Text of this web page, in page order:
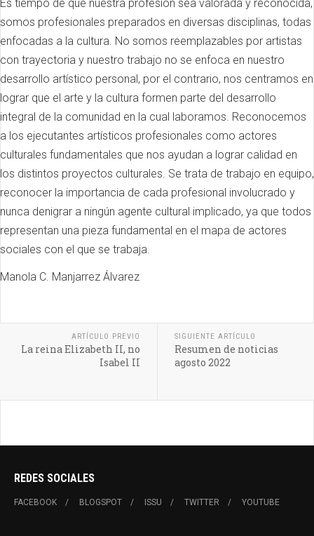
Es tiempo de que nuestra profesión sea valorada y reconocida,
somos profesionales preparados en diversas disciplinas, todas
enfocadas a la cultura. No somos reemplazables por artistas
con trayectoria y nuestro trabajo no se enfoca en nuestro
desarrollo artístico personal, por el contrario, nos centramos en
lograr que el arte y la cultura formen parte del desarrollo
integral de la comunidad en la cual laboramos. Reconocemos
a los ejecutantes artísticos profesionales como actores
culturales fundamentales que nos ayudan a lograr calidad en
los distintos proyectos culturales. Se trata de trabajo en equipo,
reconocer la importancia de cada profesional involucrado y
nunca denigrar a ningún agente cultural implicado, ya que todos
representan una pieza fundamental en el mapa de actores
sociales con el que se trabaja.
Manola C. Manjarrez Álvarez
ARTÍCULO PREVIO
La reina Elizabeth II, no
Isabel II
SIGUIENTE ARTÍCULO
Resumen de noticias
agosto 2022
REDES SOCIALES
FACEBOOK BLOGSPOT ISSU TWITTER YOUTUBE